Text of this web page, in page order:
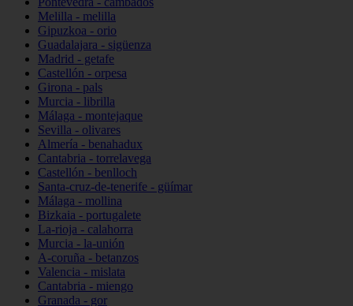
Melilla - melilla
Gipuzkoa - orio
Guadalajara - sigüenza
Madrid - getafe
Castellón - orpesa
Girona - pals
Murcia - librilla
Málaga - montejaque
Sevilla - olivares
Almería - benahadux
Cantabria - torrelavega
Castellón - benlloch
Santa-cruz-de-tenerife - güímar
Málaga - mollina
Bizkaia - portugalete
La-rioja - calahorra
Murcia - la-unión
A-coruña - betanzos
Valencia - mislata
Cantabria - miengo
Granada - gor